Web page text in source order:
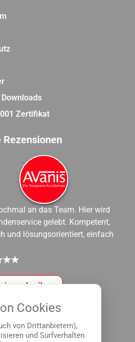
Zertifikat
Rezensionen
an das Team. Hier wird
gelebt. Kompetent,
und lösungsorientiert, einfach
★★
schreiben
Cookies
von Drittanbietern),
und Surfverhalten